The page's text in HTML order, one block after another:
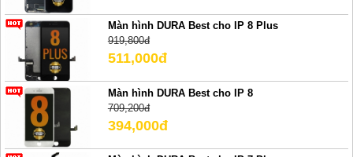
Màn hình DURA Best cho IP 8 Plus
919,800đ
511,000đ
Màn hình DURA Best cho IP 8
709,200đ
394,000đ